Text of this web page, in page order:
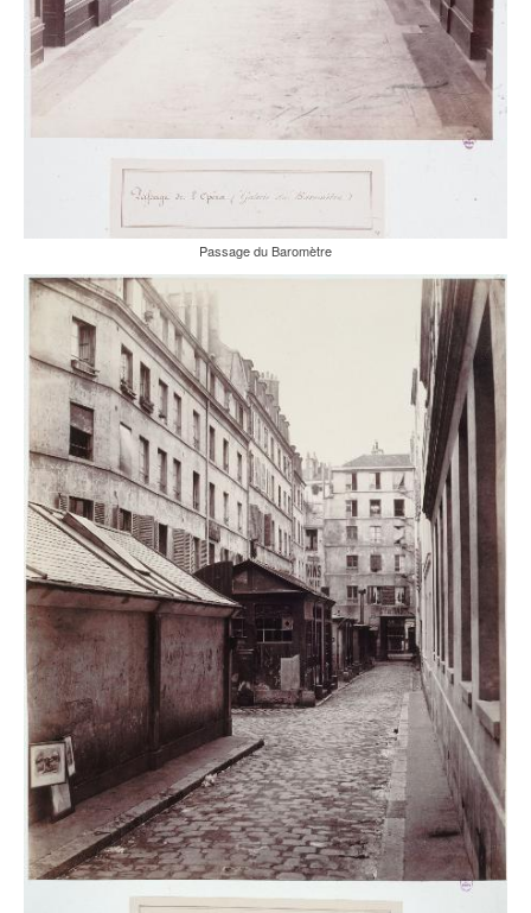
Passage du Baromètre